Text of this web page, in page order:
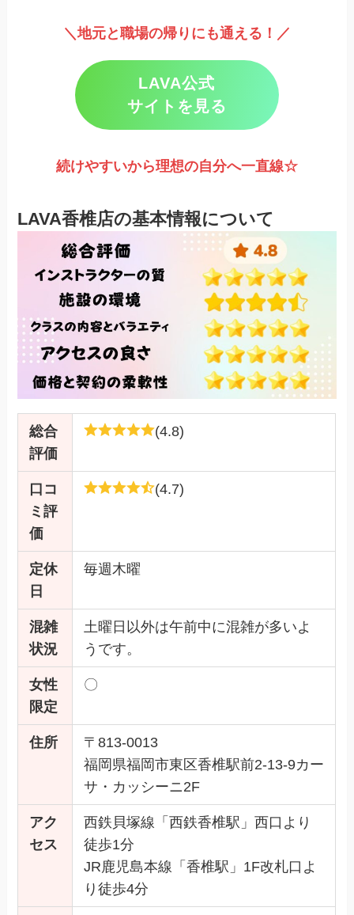
＼地元と職場の帰りにも通える！／
LAVA公式
サイトを見る
続けやすいから理想の自分へ一直線☆
LAVA香椎店の基本情報について
総合
評価
(4.8)
口コ
ミ評
価
(4.7)
定休
日
毎週木曜
混雑
状況
土曜日以外は午前中に混雑が多いよ
うです。
女性
限定
〇
住所
〒813-0013
福岡県福岡市東区香椎駅前2-13-9カー
サ・カッシーニ2F
アク
セス
西鉄貝塚線「西鉄香椎駅」西口より
徒歩1分
JR鹿児島本線「香椎駅」1F改札口よ
り徒歩4分